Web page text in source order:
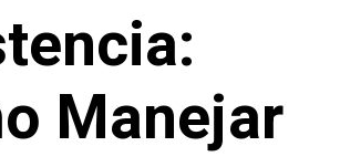
Manejar